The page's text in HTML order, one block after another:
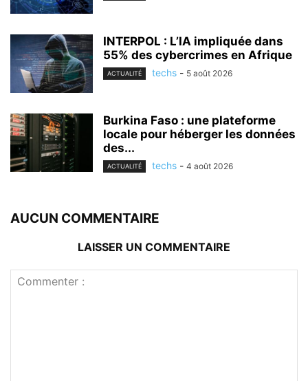
INTERPOL : L’IA impliquée dans
55% des cybercrimes en Afrique
ACTUALITÉ techs - 5 août 2026
Burkina Faso : une plateforme
locale pour héberger les données
des...
ACTUALITÉ techs - 4 août 2026
AUCUN COMMENTAIRE
LAISSER UN COMMENTAIRE